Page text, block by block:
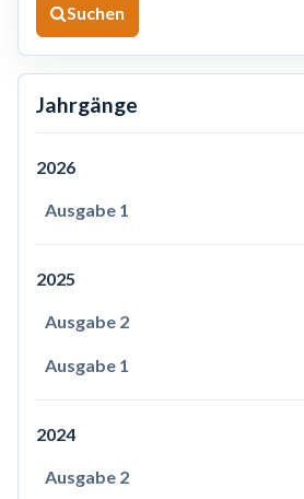
Suchen
Jahrgänge
2026
Ausgabe 1
2025
Ausgabe 2
Ausgabe 1
2024
Ausgabe 2